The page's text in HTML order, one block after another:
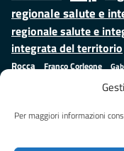
Per maggiori informazioni
regionale salute e
regionale salute e
integrata del territorio
Rocca
Franco Corleone
Giuseppe Emanuele
Palma ministero